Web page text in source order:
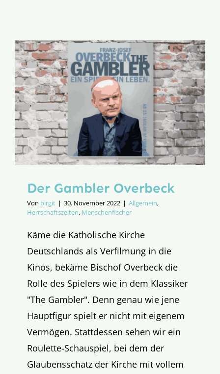
Der Gambler Overbeck
Von birgit | 30. November 2022 | Allgemein,
Herrschaftszeiten, Menschenfischer
Käme die Katholische Kirche
Deutschlands als Verfilmung in die
Kinos, bekäme Bischof Overbeck die
Rolle des Spielers wie in dem Klassiker
"The Gambler". Denn genau wie jene
Hauptfigur spielt er nicht mit eigenem
Vermögen. Stattdessen sehen wir ein
Roulette-Schauspiel, bei dem der
Glaubensschatz der Kirche mit vollem